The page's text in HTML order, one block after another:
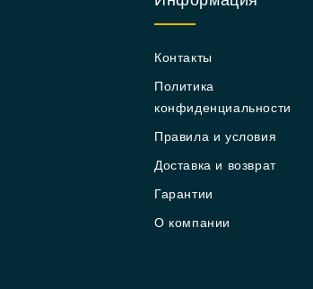
Контакты
Политика
конфиденциальности
Правила и условия
Доставка и возврат
Гарантии
О компании